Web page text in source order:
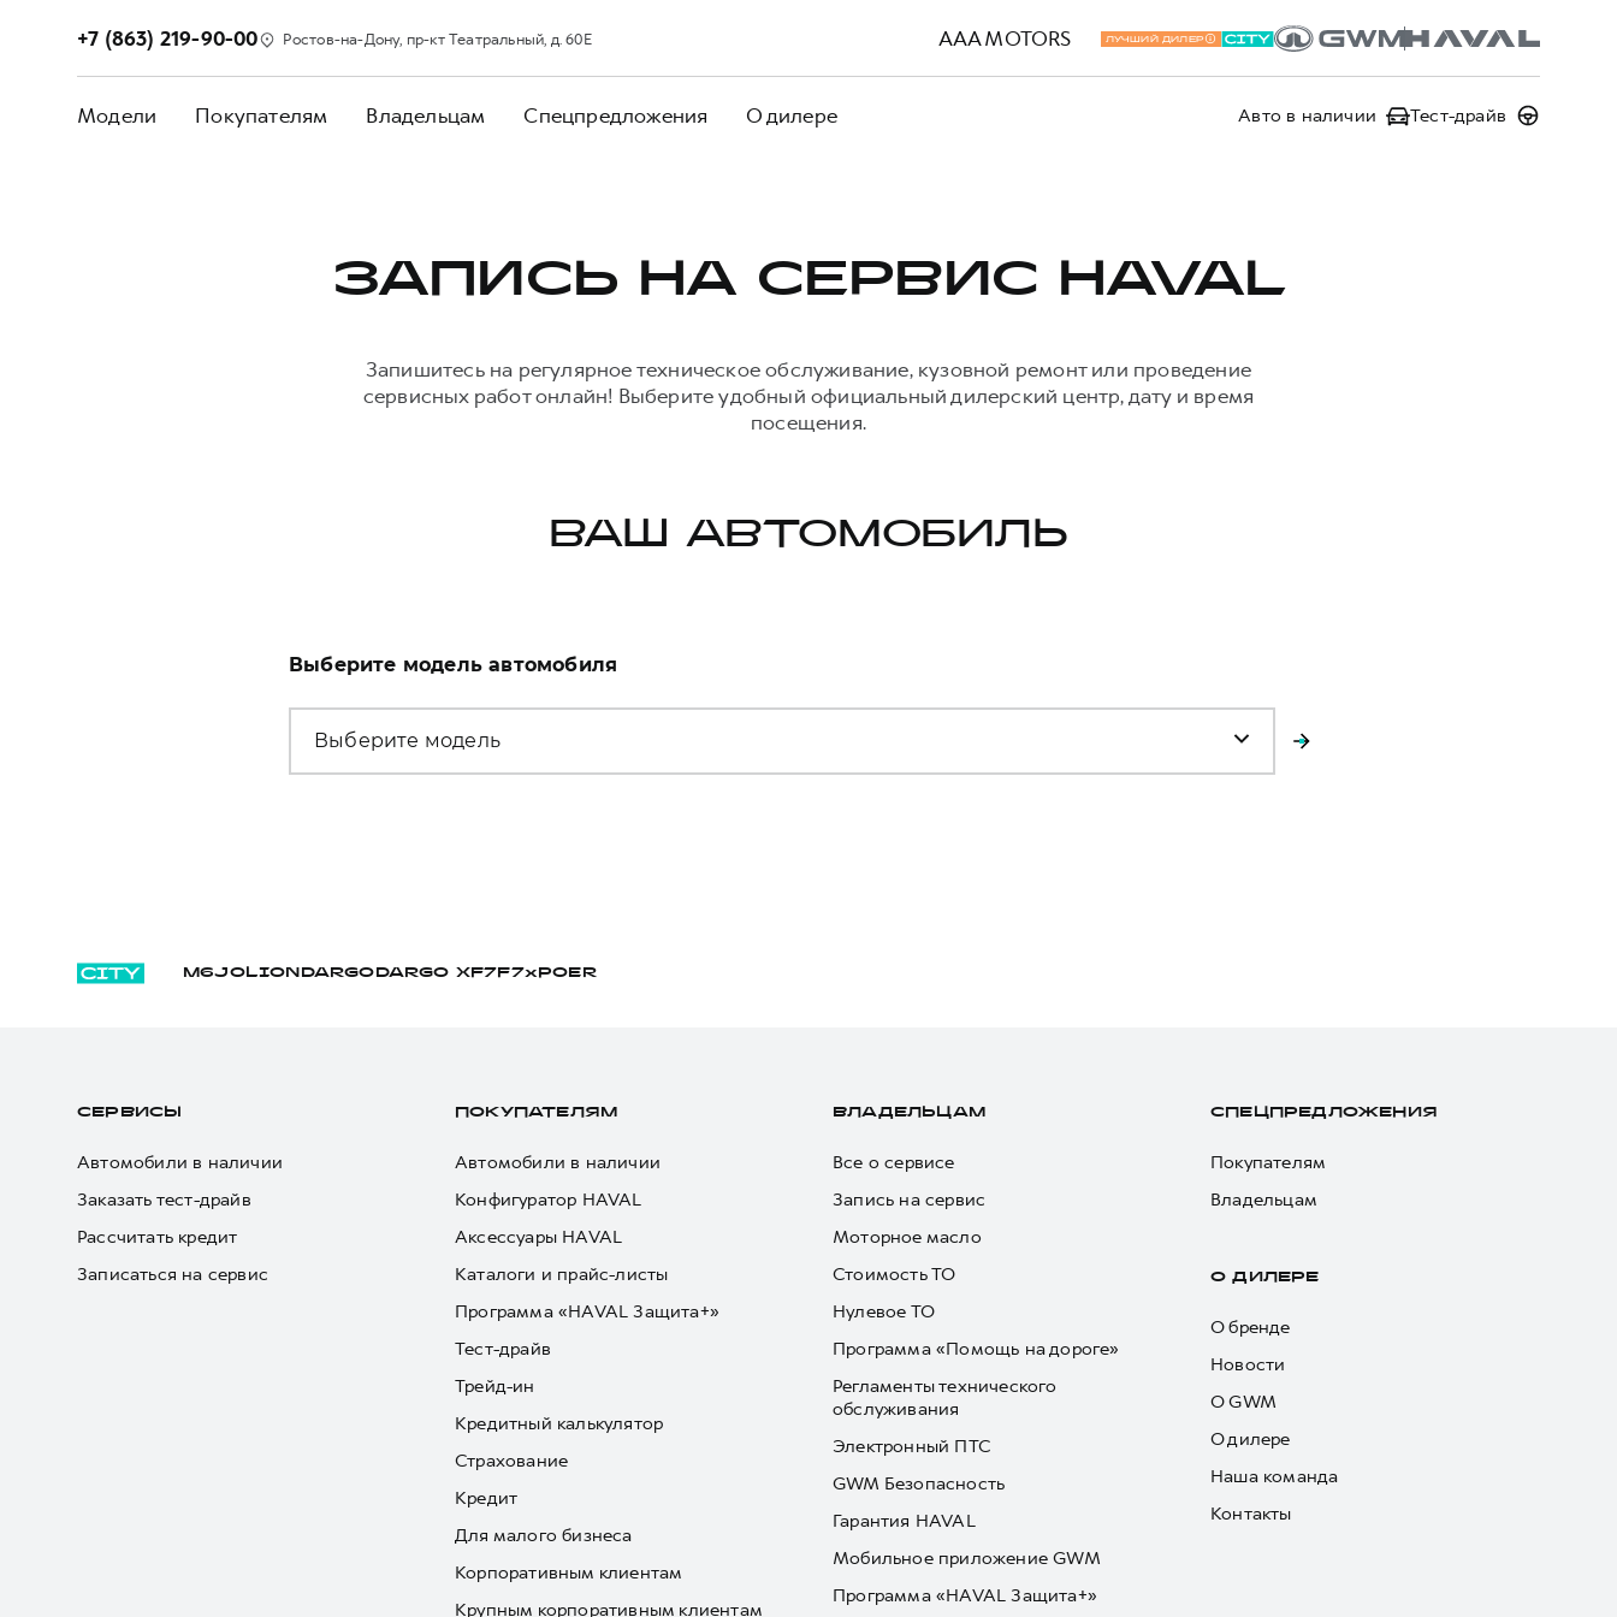
AAA MOTORS
+7 (863) 219-90-00 Ростов-на-Дону, пр-кт Театральный, д. 60Е ЛУЧШИЙ ДИЛЕР
Модели Покупателям Владельцам Спецпредложения О дилере Авто в наличии Тест-драйв
ЗАПИСЬ НА СЕРВИС HAVAL
Запишитесь на регулярное техническое обслуживание, кузовной ремонт или проведение
сервисных работ онлайн! Выберите удобный официальный дилерский центр, дату и время
посещения.
ВАШ АВТОМОБИЛЬ
Выберите модель автомобиля
Выберите модель
M6JOLION DARGO DARGO Х F7 F7x POER
СЕРВИСЫ
Автомобили в наличии
Заказать тест-драйв
Рассчитать кредит
Записаться на сервис
ПОКУПАТЕЛЯМ
Автомобили в наличии
Конфигуратор HAVAL
Аксессуары HAVAL
Каталоги и прайс-листы
Программа «HAVAL Защита+»
Тест-драйв
Трейд-ин
Кредитный калькулятор
Страхование
Кредит
Для малого бизнеса
Корпоративным клиентам
Крупным корпоративным клиентам
ВЛАДЕЛЬЦАМ
Все о сервисе
Запись на сервис
Моторное масло
Стоимость ТО
Нулевое ТО
Программа «Помощь на дороге»
Регламенты технического
обслуживания
Электронный ПТС
GWM Безопасность
Гарантия HAVAL
Мобильное приложение GWM
Программа «HAVAL Защита+»
СПЕЦПРЕДЛОЖЕНИЯ
Покупателям
Владельцам
О ДИЛЕРЕ
О бренде
Новости
О GWM
О дилере
Наша команда
Контакты